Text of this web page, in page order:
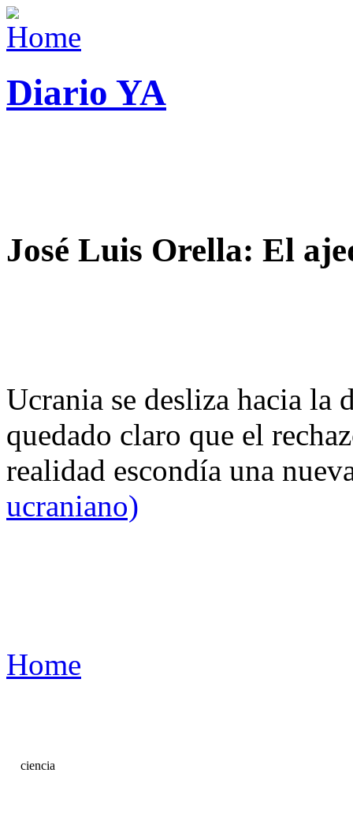
Diario YA
José Luis Orella: El
Ucrania se desliza hacia
quedado claro que el
realidad escondía una
ucraniano)
Home
ciencia